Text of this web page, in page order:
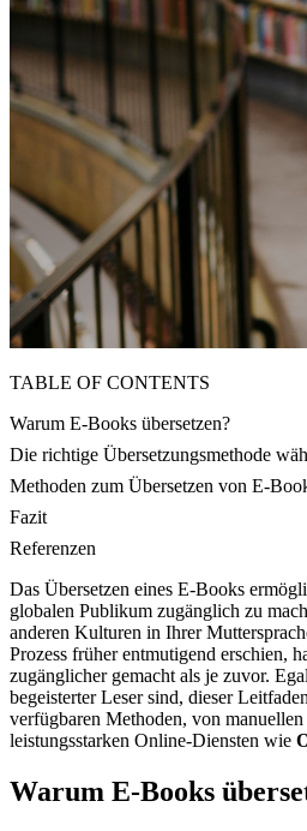
TABLE OF CONTENTS
Warum E-Books übersetzen?
Die richtige Übersetzungsmethode
Methoden zum Übersetzen von E-
Fazit
Referenzen
Das Übersetzen eines E-Books
globalen Publikum zugänglich zu
anderen Kulturen in Ihrer
Prozess früher entmutigend erschien,
zugänglicher gemacht als je zuvor.
begeisterter Leser sind, dieser
verfügbaren Methoden, von
leistungsstarken Online-Diensten wie
Warum E-Books